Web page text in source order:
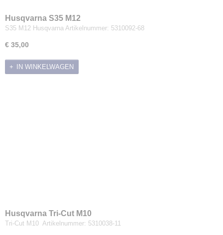
Husqvarna S35 M12
S35 M12 Husqvarna Artikelnummer: 5310092-68
€ 35,00
IN WINKELWAGEN
Husqvarna Tri-Cut M10
Tri-Cut M10 Artikelnummer: 5310038-11